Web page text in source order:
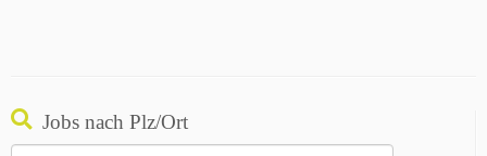
Jobs nach Plz/Ort